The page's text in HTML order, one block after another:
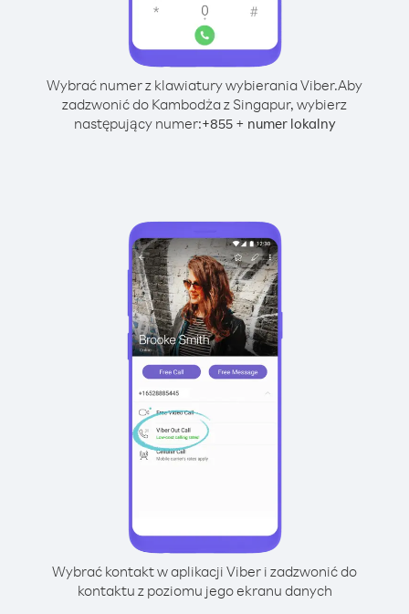
Wybrać numer z klawiatury wybierania Viber.Aby
zadzwonić do Kambodża z Singapur, wybierz
następujący numer:+855+ numer lokalny
Wybrać kontakt w aplikacji Viber i zadzwonić do
kontaktu z poziomu jego ekranu danych